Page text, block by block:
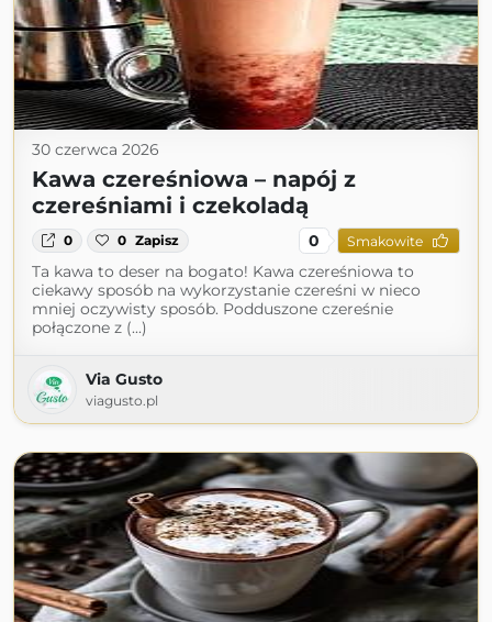
30 czerwca 2026
Kawa czereśniowa – napój z
czereśniami i czekoladą
0 0 Zapisz 0 Smakowite
Ta kawa to deser na bogato! Kawa czereśniowa to
ciekawy sposób na wykorzystanie czereśni w nieco
mniej oczywisty sposób. Podduszone czereśnie
połączone z (...)
Via Gusto
viagusto.pl